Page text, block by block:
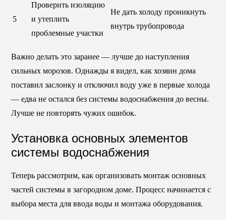
5
Проверить изоляцию
и утеплить
проблемные участки
Не дать холоду проникнуть
внутрь трубопровода
Важно делать это заранее — лучше до наступления
сильных морозов. Однажды я видел, как хозяин дома
поставил заслонку и отключил воду уже в первые холода
— едва не остался без системы водоснабжения до весны.
Лучше не повторять чужих ошибок.
Установка основных элементов
системы водоснабжения
Теперь рассмотрим, как организовать монтаж основных
частей системы в загородном доме. Процесс начинается с
выбора места для ввода воды и монтажа оборудования.